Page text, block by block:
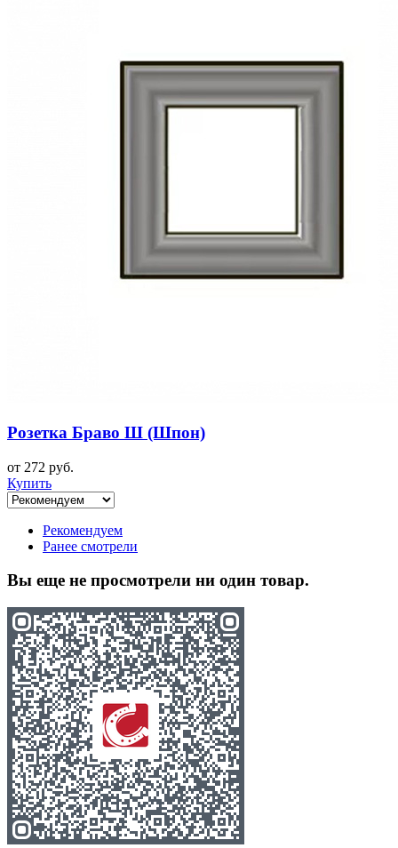
Розетка Браво Ш (Шпон)
от 272 руб.
Купить
Рекомендуем
Ранее смотрели
Вы еще не просмотрели ни один товар.